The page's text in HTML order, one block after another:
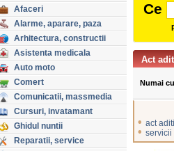
Afaceri
Alarme, aparare, paza
Arhitectura, constructii
Asistenta medicala
Auto moto
Comert
Comunicatii, massmedia
Cursuri, invatamant
Ghidul nuntii
Reparatii, service
Ce
Act
Numai
• act
• servicii